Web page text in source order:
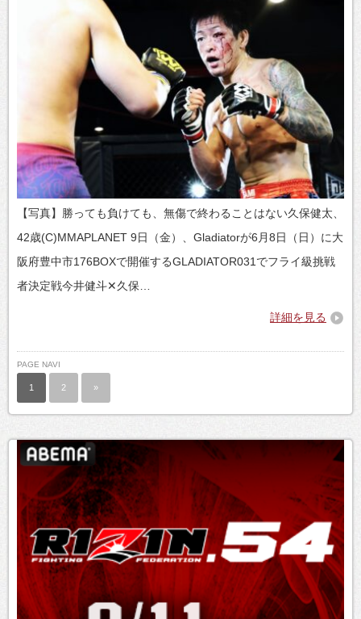
【写真】勝っても負けても、無傷で終わることはない久保健太、
42歳(C)MMAPLANET 9日（金）、Gladiatorが6月8日（日）に大
阪府豊中市176BOXで開催するGLADIATOR031でフライ級挑戦
者決定戦今井健斗✕久保…
詳細を見る
PAGE NAVI
1 2 »